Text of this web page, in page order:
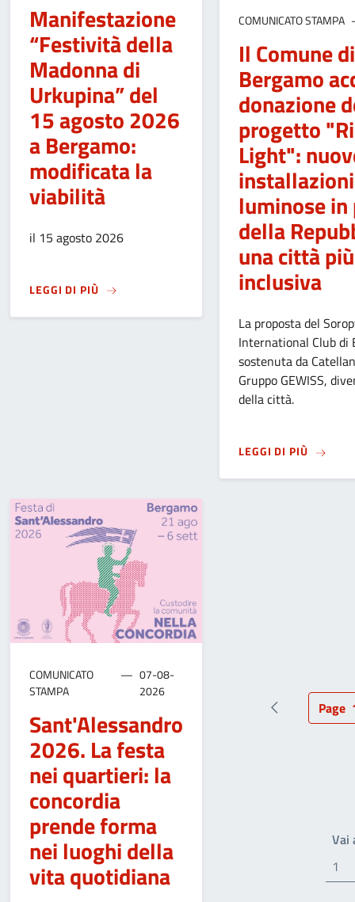
Manifestazione
“Festività della
Madonna di
Urkupina” del
15 agosto 2026
a Bergamo:
modificata la
viabilità
il 15 agosto 2026
LEGGI DI PIÙSUMANIFESTAZIONE “FESTIVITÀ DELLA
COMUNICATO STAMPA
Il Comune di
Bergamo
donazione
progetto
Light":
installazioni
luminose in
della
una città
inclusiva
La proposta del
International Club di
sostenuta da
Gruppo GEWISS,
della città.
LEGGI DI PIÙSUIL
COMUNICATO
STAMPA
07-08-
2026
Sant'Alessandro
2026. La festa
nei quartieri: la
concordia
prende forma
nei luoghi della
vita quotidiana
Pagina Page
Vai